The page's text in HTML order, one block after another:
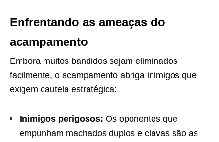
Enfrentando as ameaças do
acampamento
Embora muitos bandidos sejam eliminados
facilmente, o acampamento abriga inimigos que
exigem cautela estratégica:
Inimigos perigosos: Os oponentes que
empunham machados duplos e clavas são as